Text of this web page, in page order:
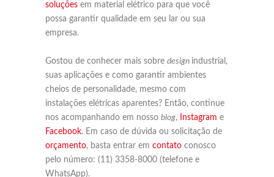
soluções em material elétrico para que você
possa garantir qualidade em seu lar ou sua
empresa.
Gostou de conhecer mais sobre design industrial,
suas aplicações e como garantir ambientes
cheios de personalidade, mesmo com
instalações elétricas aparentes? Então, continue
nos acompanhando em nosso blog, Instagram e
Facebook. Em caso de dúvida ou solicitação de
orçamento, basta entrar em contato conosco
pelo número: (11) 3358-8000 (telefone e
WhatsApp).